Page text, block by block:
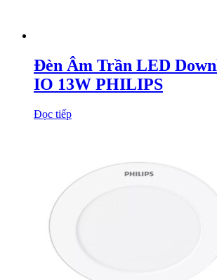
Đèn Âm Trần LED
IO 13W PHILIPS
Đọc tiếp